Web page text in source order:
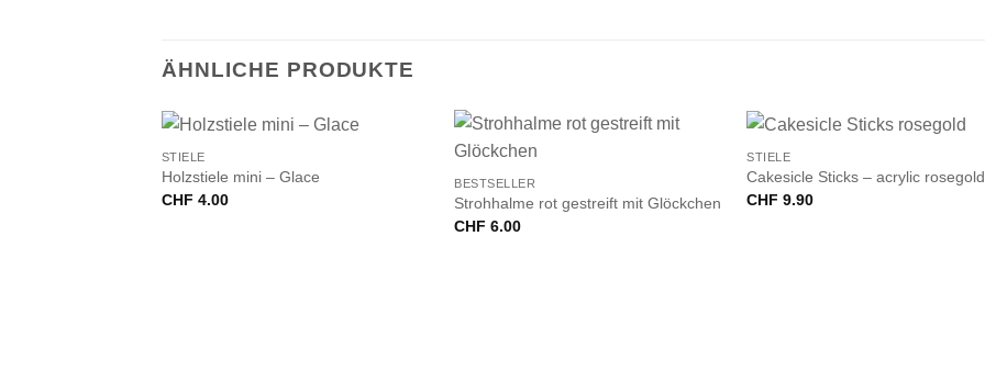
ÄHNLICHE PRODUKTE
+
STIELE
Holzstiele mini – Glace
CHF 4.00
BESTSELLER
Strohhalme rot gestreift mit Glöckchen
CHF 6.00
+
STIELE
Cakesicle Sticks – acrylic rosegold
CHF 9.90